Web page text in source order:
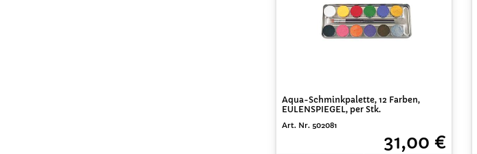
Aqua-Schminkpalette, 12 Farben,
EULENSPIEGEL, per Stk.
Art. Nr. 502081
31,00 €